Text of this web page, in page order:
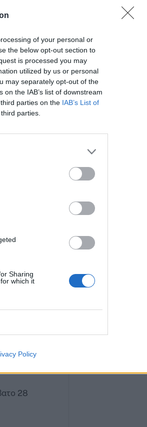
of your personal or
the below opt-out section to
is processed you may
utilized by us or personal
may separately opt-out of the
the IAB’s list of downstream
parties on the IAB’s List of
parties.
Sharing
which it
Policy
όπου
28
ΟΛΕΣ ΟΙ ΕΙΔΗΣΕΙΣ